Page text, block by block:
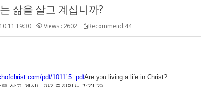
삶을 살고 계십니까?
19:30 Views : 2602 Recommend:44
pdf/101115..pdfAre you living a life in Christ?